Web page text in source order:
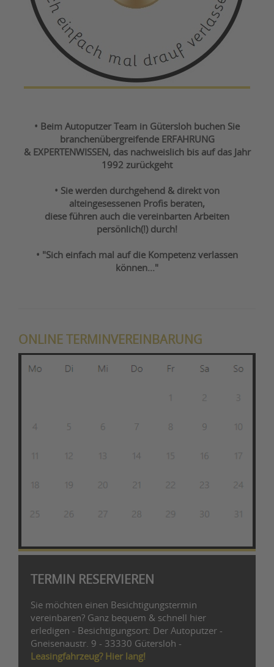
• Beim Autoputzer Team in Gütersloh buchen Sie
branchenübergreifende ERFAHRUNG
& EXPERTENWISSEN, das nachweislich bis auf das Jahr
1992 zurückgeht
• Sie werden durchgehend & direkt von
alteingesessenen Profis beraten,
diese führen auch die vereinbarten Arbeiten
persönlich(!) durch!
• "Sich einfach mal auf die Kompetenz verlassen
können..."
ONLINE TERMINVEREINBARUNG
TERMIN RESERVIEREN
Sie möchten einen Besichtigungstermin
vereinbaren? Ganz bequem & schnell hier
erledigen - Besichtigungsort: Der Autoputzer -
Gneisenaustr. 9 - 33330 Gütersloh -
Leasingfahrzeug? Hier lang!